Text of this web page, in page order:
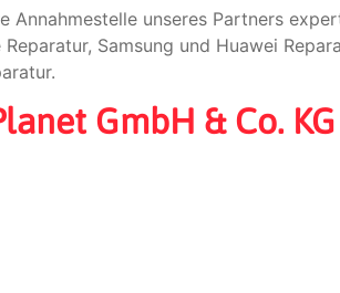
Annahmestelle unseres Partners
Reparatur, Samsung und Huawei
GmbH & Co.